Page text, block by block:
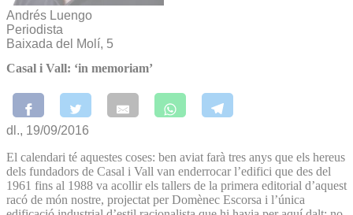
Andrés Luengo
Periodista
Baixada del Molí, 5
Casal i Vall: ‘in memoriam’
dl., 19/09/2016
El calendari té aquestes coses: ben aviat farà tres anys que els hereus
dels fundadors de Casal i Vall van enderrocar l’edifici que des del
1961 fins al 1988 va acollir els tallers de la primera editorial d’aquest
racó de món nostre, projectat per Domènec Escorsa i l’única